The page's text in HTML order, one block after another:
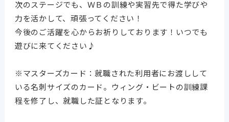
次のステージでも、ＷＢの訓練や実習先で得た学びや
力を活かして、頑張ってください！
今後のご活躍を心からお祈りしております！いつでも
遊びに来てください♪
※マスターズカード：就職された利用者にお渡しして
いる名刺サイズのカード。ウィング・ビートの訓練課
程を修了し、就職した証となります。